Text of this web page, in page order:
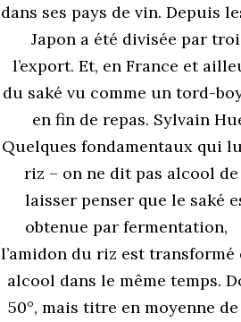
dans ses pays de vin. Depuis
Japon a été divisée par
l’export. Et, en France et
du saké vu comme un tord-
en fin de repas. Sylvain
Quelques fondamentaux qui
riz – on ne dit pas alcool
laisser penser que le saké
obtenue par
l’amidon du riz est
alcool dans le même temps.
50°, mais titre en moyenne